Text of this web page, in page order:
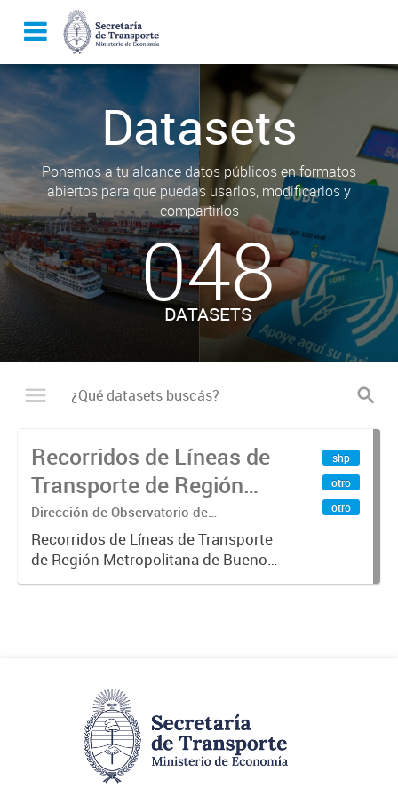
Datasets
Ponemos a tu alcance datos públicos en formatos
abiertos para que puedas usarlos, modificarlos y
compartirlos
048
DATASETS
Recorridos de Líneas de
Transporte de Región
Metropolitana de
Buenos Aires (RMBA)
Dirección de Observatorio de
Transporte, Estudio y Sistemas
Recorridos de Líneas de Transporte
de Región Metropolitana de Buenos
Aires (RMBA).-
shp
otro
otro